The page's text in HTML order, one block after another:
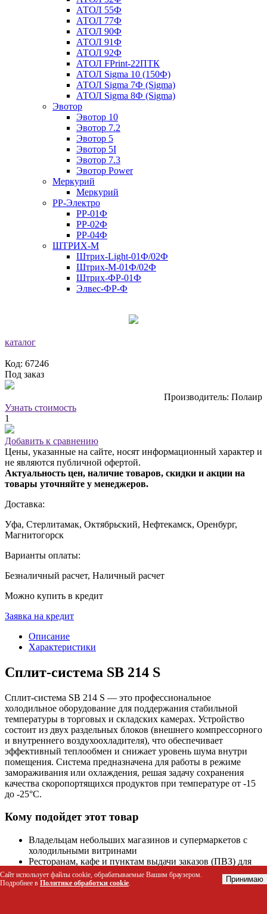
АТОЛ 55Ф
АТОЛ 77Ф
АТОЛ 90Ф
АТОЛ 91Ф
АТОЛ 92Ф
АТОЛ FPrint-22ПТК
АТОЛ Sigma 10 (150Ф)
АТОЛ Sigma 7Ф (Sigma)
АТОЛ Sigma 8Ф (Sigma)
Эвотор
Эвотор 10
Эвотор 7.2
Эвотор 5
Эвотор 5I
Эвотор 7.3
Эвотор Power
Меркурий
Меркурий
РР-Электро
РР-01Ф
РР-02Ф
РР-04Ф
ШТРИХ-М
Штрих-Light-01Ф/02Ф
Штрих-М-01Ф/02Ф
Штрих-ФР-01Ф
Элвес-ФР-Ф
каталог
Код: 67246
Под заказ
Производитель: Полаир
Узнать стоимость
1
Добавить к сравнению
Цены, указанные на сайте, носят информационный характер и
не являются публичной офертой.
Актуальность цен, наличие товаров, скидки и акции на
товары уточняйте у менеджеров.
Доставка:
Уфа, Стерлитамак, Октябрьский, Нефтекамск, Оренбург,
Магнитогорск
Варианты оплаты:
Безналичный расчет, Наличный расчет
Можно купить в кредит
Заявка на кредит
Описание
Характеристики
Сплит-система SB 214 S
Сплит-система SB 214 S — это профессиональное
холодильное оборудование для поддержания стабильной
температуры в торговых и складских камерах. Устройство
состоит из двух раздельных блоков (внешнего компрессорного
и внутреннего воздухоохладителя), что обеспечивает
эффективный теплообмен и снижает уровень шума внутри
помещения. Система предназначена для работы в режиме
замораживания или охлаждения, решая задачу сохранения
качества скоропортящихся продуктов при температуре от -15
до -25°C.
Кому подойдет этот товар
Владельцам небольших магазинов и супермаркетов с
холодильными витринами
Ресторанам, кафе и пунктам выдачи заказов (ПВЗ) для
хранения полуфабрикатов и напитков
Складским помещениям логистических компаний,
Сайт использует файлы cookie, обрабатываемые Вашим браузером.
Подробнее в Политике обработки cookie. Принимаю